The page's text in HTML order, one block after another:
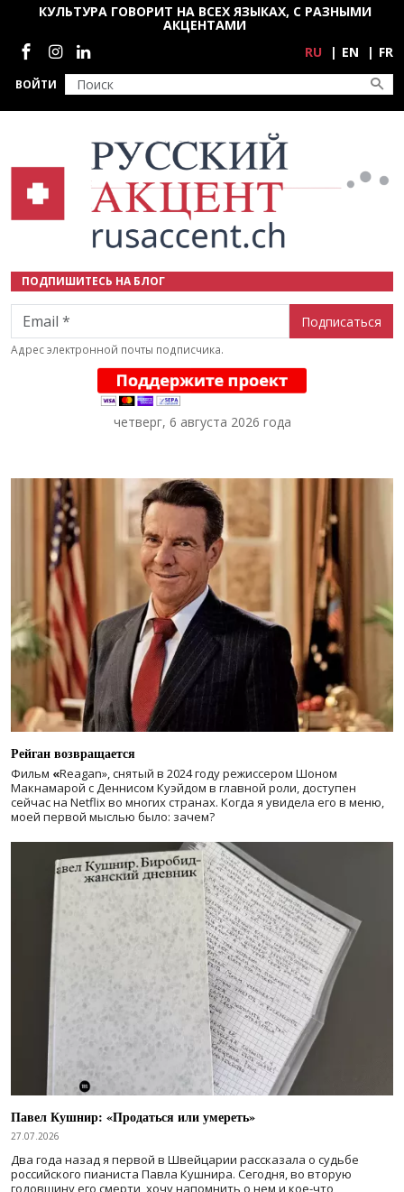
Перейти к основному содержанию
ВОЙТИ
КУЛЬТУРА ГОВОРИТ НА ВСЕХ ЯЗЫКАХ, С РАЗНЫМИ
АКЦЕНТАМИ
Социальные сети
RU EN FR
ПОДПИШИТЕСЬ НА БЛОГ
Email
Адрес электронной почты подписчика.
четверг, 6 августа 2026 года
Рейган возвращается
Фильм «Reagan», снятый в 2024 годурежиссером Шоном
Макнамарой с Деннисом Куэйдом в главной роли, доступен
сейчас на Netflix во многих странах. Когда я увидела его в меню,
моей первой мыслью было: зачем?
Павел Кушнир: «Продаться или умереть»
27.07.2026
Два года назад я первой в Швейцарии рассказала о судьбе
российского пианиста Павла Кушнира. Сегодня, во вторую
годовщину его смерти, хочу напомнить о нем и кое-что